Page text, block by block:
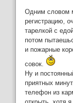
Одним словом
регистрацию,
тарелкой с
потом
и пожарные
совок.
Ну и
приятных
телефон из